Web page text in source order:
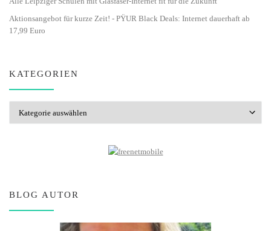
Aktionsangebot für kurze Zeit! - PŸUR Black Deals: Internet dauerhaft ab
17,99 Euro
KATEGORIEN
BLOG AUTOR